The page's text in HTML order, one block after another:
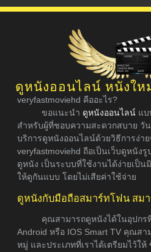
ดูหนังออนไลน์ หนังให
veryfastmoviehd คืออะไร?
ขอแนะนำ ดูหนังออนไลน์ แบ
สำหรับผู้ที่ชอบความสะดวกสบาย วัน
บริการดูหนังออนไลน์ด้วยวิธีการง่าย
veryfastmoviehd ถือเป็นเว็บดูหนัง
ดูหนัง เป็นระบบที่ใช้งานได้ง่ายเป็
ให้ดูกันแบบ โดยไม่เสียค่าใช้จ่าย
ดูหนังกับมือถือสมาร์ทโฟน สม
คุณสามารถดูหนังได้ในอุปก
Android หรือ IOS Smart TV คุณส
หมู่ และประเภทที่เราได้เตรียมไว้ใ